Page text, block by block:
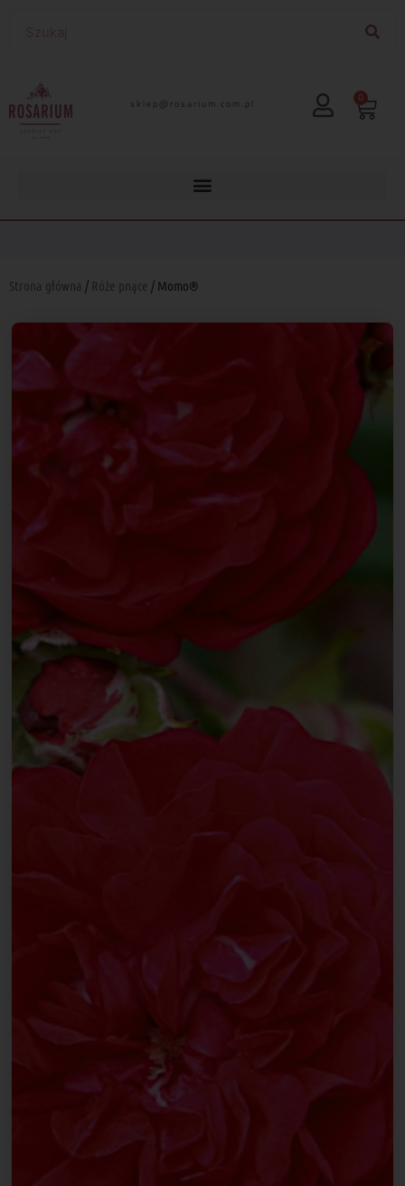
lp.moc.muirasor@pelks 0
Strona główna / Róże pnące / Momo®